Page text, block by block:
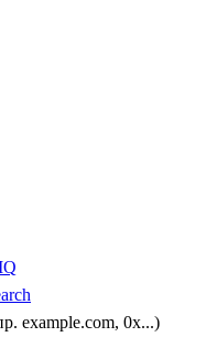
example.com, 0x...)